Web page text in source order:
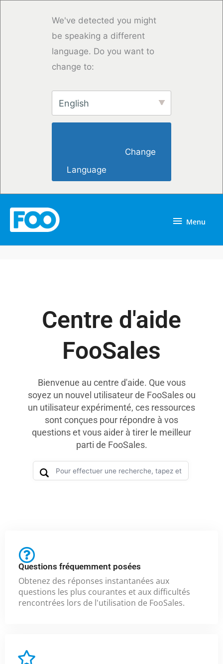
We've detected you might
be speaking a different
language. Do you want to
change to:
English
Language
Menu
Centre d'aide
FooSales
Bienvenue au centre d'aide. Que vous
soyez un nouvel utilisateur de FooSales ou
un utilisateur expérimenté, ces ressources
sont conçues pour répondre à vos
questions et vous aider à tirer le meilleur
parti de FooSales.
Questions fréquemment posées
Obtenez des réponses instantanées aux
questions les plus courantes et aux difficultés
rencontrées lors de l'utilisation de FooSales.